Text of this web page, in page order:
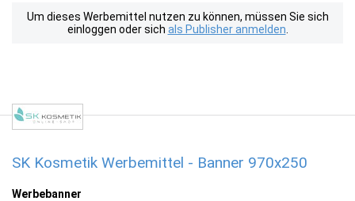
Um dieses Werbemittel nutzen zu können, müssen Sie sich
einloggen oder sich als Publisher anmelden
SK Kosmetik Werbemittel - Banner 970x250
Werbebanner